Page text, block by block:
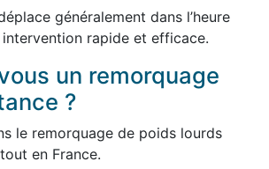
généralement dans l’heure
rapide et efficace.
un remorquage
?
le remorquage de poids lourds
en France.